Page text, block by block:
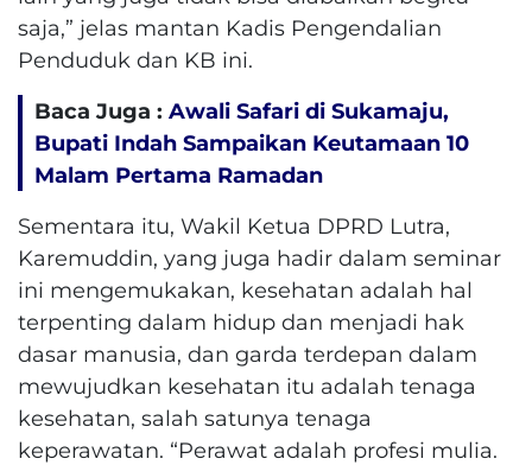
saja,” jelas mantan Kadis Pengendalian
Penduduk dan KB ini.
Baca Juga : Awali Safari di Sukamaju,
Bupati Indah Sampaikan Keutamaan 10
Malam Pertama Ramadan
Sementara itu, Wakil Ketua DPRD Lutra,
Karemuddin, yang juga hadir dalam seminar
ini mengemukakan, kesehatan adalah hal
terpenting dalam hidup dan menjadi hak
dasar manusia, dan garda terdepan dalam
mewujudkan kesehatan itu adalah tenaga
kesehatan, salah satunya tenaga
keperawatan. “Perawat adalah profesi mulia.